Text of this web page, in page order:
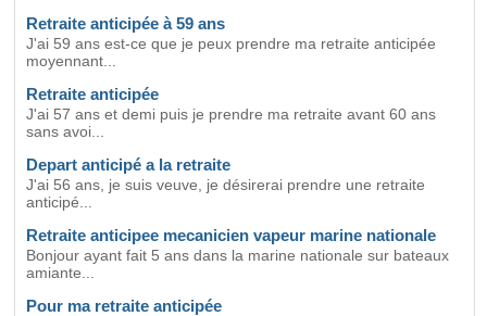
Retraite anticipée à 59 ans
J'ai 59 ans est-ce que je peux prendre ma retraite anticipée
moyennant...
Retraite anticipée
J'ai 57 ans et demi puis je prendre ma retraite avant 60 ans
sans avoi...
Depart anticipé a la retraite
J'ai 56 ans, je suis veuve, je désirerai prendre une retraite
anticipé...
Retraite anticipee mecanicien vapeur marine nationale
Bonjour ayant fait 5 ans dans la marine nationale sur bateaux
amiante...
Pour ma retraite anticipée